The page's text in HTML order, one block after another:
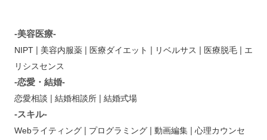
-美容医療-
NIPT | 美容内服薬 | 医療ダイエット | リベルサス | 医療脱毛 | エ
リシスセンス
-恋愛・結婚-
恋愛相談 | 結婚相談所 | 結婚式場
-スキル-
Webライティング | プログラミング | 動画編集 | 心理カウンセ